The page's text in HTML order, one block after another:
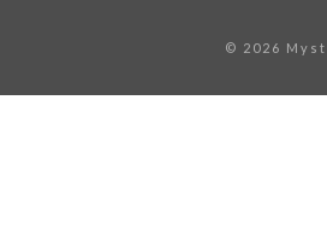
© 2026